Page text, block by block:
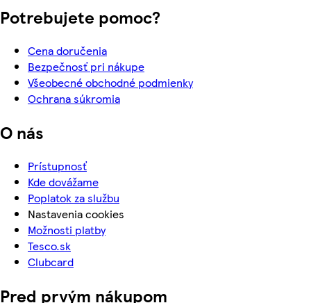
Potrebujete pomoc?
Cena doručenia
Bezpečnosť pri nákupe
Všeobecné obchodné podmienky
Ochrana súkromia
O nás
Prístupnosť
Kde dovážame
Poplatok za službu
Nastavenia cookies
Možnosti platby
Tesco.sk
Clubcard
Pred prvým nákupom